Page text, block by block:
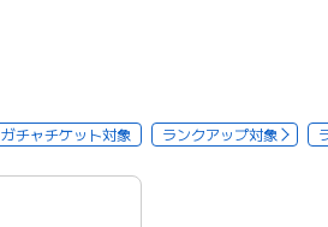
ガチャチケット対象 ランクアップ対象